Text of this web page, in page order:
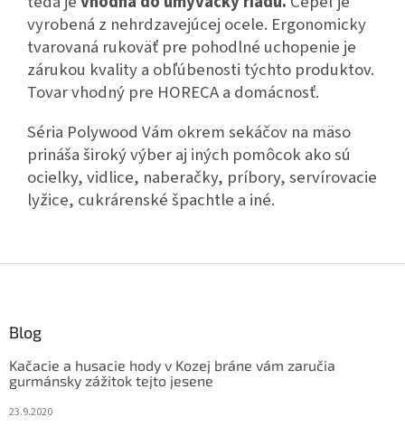
vyrobená z nehrdzavejúcej ocele. Ergonomicky
tvarovaná rukoväť pre pohodlné uchopenie je
zárukou kvality a obľúbenosti týchto produktov.
Tovar vhodný pre HORECA a domácnosť.
Séria Polywood Vám okrem sekáčov na mäso
prináša široký výber aj iných pomôcok ako sú
ocielky, vidlice, naberačky, príbory, servírovacie
lyžice, cukrárenské špachtle a iné.
Blog
Kačacie a husacie hody v Kozej bráne vám zaručia
gurmánsky zážitok tejto jesene
23.9.2020